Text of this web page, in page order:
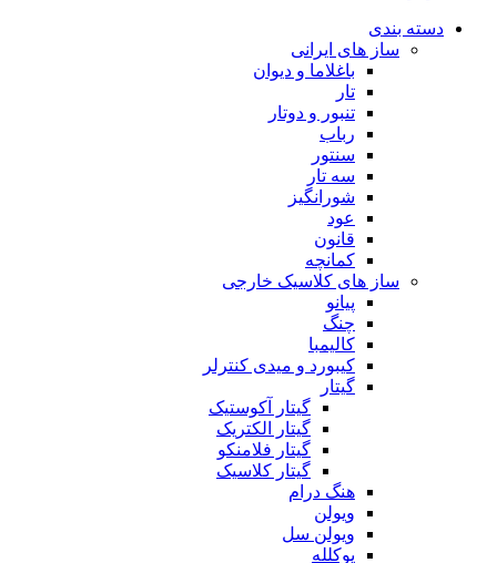
دسته بندی
ساز های ایرانی
باغلاما و دیوان
تار
تنبور و دوتار
رباب
سنتور
سه تار
شورانگیز
عود
قانون
کمانچه
ساز های کلاسیک خارجی
پیانو
چنگ
کالیمبا
کیبورد و میدی کنترلر
گیتار
گیتار آکوستیک
گیتار الکتریک
گیتار فلامنکو
گیتار کلاسیک
هنگ درام
ویولن
ویولن سل
یوکلله